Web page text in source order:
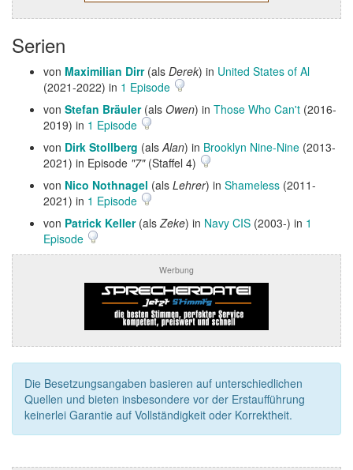
Serien
von Maximilian Dirr(als Derek) in United States of Al
(2021-2022) in 1 Episode
von Stefan Bräuler(als Owen) in Those Who Can't (2016-
2019) in 1 Episode
von Dirk Stollberg (alsAlan) in Brooklyn Nine-Nine (2013-
2021) in Episode "7"(Staffel 4)
von Nico Nothnagel (als Lehrer) in Shameless (2011-
2021) in 1 Episode
von Patrick Keller(alsZeke) in Navy CIS (2003-) in 1
Episode
Werbung
Die Besetzungsangaben basieren auf unterschiedlichen
Quellen und bieten insbesondere vor der Erstaufführung
keinerlei Garantie auf Vollständigkeit oder Korrektheit.